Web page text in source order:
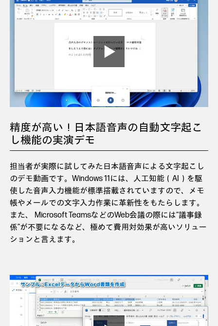
精度が高い！日本語音声の自動文字起こ
し機能の実演デモ
担当者が実際に試してみた日本語音声による文字起こし
のデモ動画です。Windows 11には、人工知能（AI）を駆
使した音声入力機能が標準搭載されていますので、メモ
帳やメールでの文字入力作業に革新性をもたらします。
また、 Microsoft TeamsなどのWeb会議の際には“議事録
係”が不要になるなど、極めて費用対効果が高いソリュー
ションと言えます。